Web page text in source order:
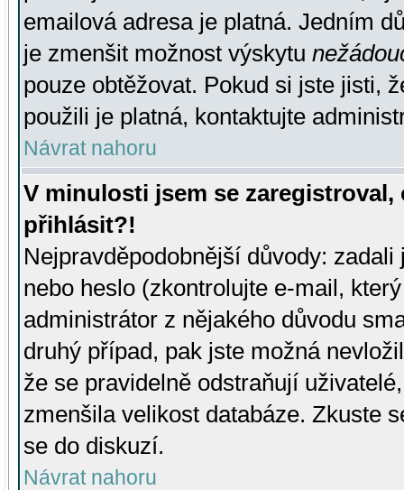
emailová adresa je platná. Jedním
je zmenšit možnost výskytu
pouze obtěžovat. Pokud si jste jisti,
použili je platná, kontaktujte
Návrat nahoru
V minulosti jsem se
přihlásit?!
Nejpravděpodobnější důvody:
nebo heslo (zkontrolujte e-mail,
administrátor z nějakého důvodu
druhý případ, pak jste možná
že se pravidelně odstraňují
zmenšila velikost databáze. Zkuste
se do diskuzí.
Návrat nahoru